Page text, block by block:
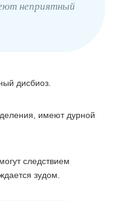
неприятный
дисбиоз.
имеют дурной
следствием
зудом.